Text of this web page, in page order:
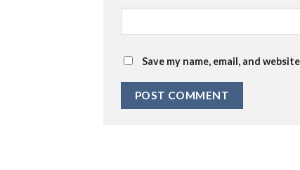
Save my name, email, and